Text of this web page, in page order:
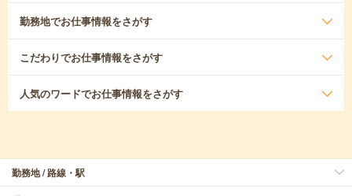
勤務地でお仕事情報をさがす
こだわりでお仕事情報をさがす
人気のワードでお仕事情報をさがす
勤務地 / 路線・駅